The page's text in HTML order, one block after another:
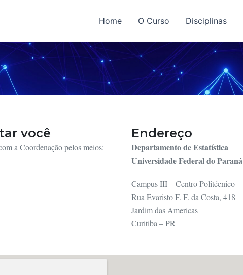
Home O Curso Disciplinas
você
a Coordenação pelos meios:
Endereço
Departamento de Estatística
Universidade Federal do Paraná
Campus III – Centro Politécnico
Rua Evaristo F. F. da Costa, 418
Jardim das Americas
Curitiba – PR